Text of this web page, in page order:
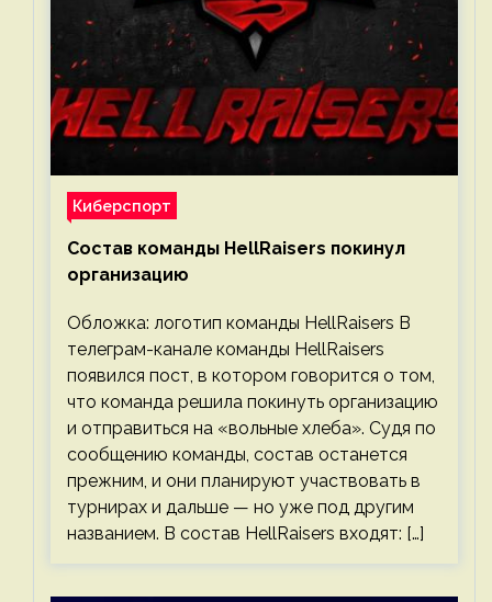
Киберспорт
Состав команды HellRaisers покинул
организацию
Обложка: логотип команды HellRaisers В
телеграм-канале команды HellRaisers
появился пост, в котором говорится о том,
что команда решила покинуть организацию
и отправиться на «вольные хлеба». Судя по
сообщению команды, состав останется
прежним, и они планируют участвовать в
турнирах и дальше — но уже под другим
названием. В состав HellRaisers входят: […]